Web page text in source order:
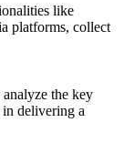
like
platforms, collect
analyze the key
delivering a